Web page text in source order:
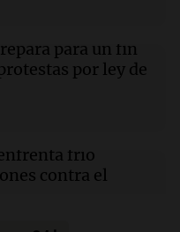
el tiempo este
para un fin
por ley de
frío
contra el